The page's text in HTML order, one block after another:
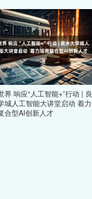
界 响应“人工智能+”行动 | 良
城人工智能大讲堂启动 着力
合型AI创新人才